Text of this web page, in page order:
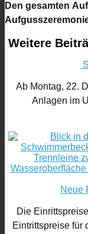
Den gesamten
Weitere
Ab Montag, 22.
Anlagen im
Neue
Die
Eintrittspreise für